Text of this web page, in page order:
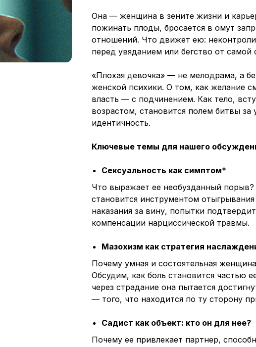
Она — женщина в зените жизни и
пожинать плоды, бросается в омут
отношений. Что движет ею:
перед увяданием или бегство от самой
«Плохая девочка» — не мелодрама, а
женской психики. О том, как желание
власть — с подчинением. Как тело,
возрастом, становится полем битвы
идентичность.
Ключевые темы для нашего
Сексуальность как симптом*
Что выражает ее необузданный порыв?
становится инструментом
наказания за вину, попытки
компенсации нарциссической травмы.
Мазохизм как стратегия
Почему умная и состоятельная
Обсудим, как боль становится частью
через страдание она пытается
— того, что находится по ту сторону
Садист как объект: кто он для нее?
Почему ее привлекает партнер,